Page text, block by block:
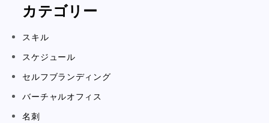
カテゴリー
スキル
スケジュール
セルフブランディング
バーチャルオフィス
名刺